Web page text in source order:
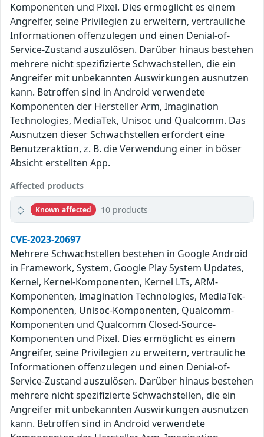
Komponenten und Pixel. Dies ermöglicht es einem
Angreifer, seine Privilegien zu erweitern, vertrauliche
Informationen offenzulegen und einen Denial-of-
Service-Zustand auszulösen. Darüber hinaus bestehen
mehrere nicht spezifizierte Schwachstellen, die ein
Angreifer mit unbekannten Auswirkungen ausnutzen
kann. Betroffen sind in Android verwendete
Komponenten der Hersteller Arm, Imagination
Technologies, MediaTek, Unisoc und Qualcomm. Das
Ausnutzen dieser Schwachstellen erfordert eine
Benutzeraktion, z. B. die Verwendung einer in böser
Absicht erstellten App.
Affected products
Known affected 10 products
CVE-2023-20697
Mehrere Schwachstellen bestehen in Google Android
in Framework, System, Google Play System Updates,
Kernel, Kernel-Komponenten, Kernel LTs, ARM-
Komponenten, Imagination Technologies, MediaTek-
Komponenten, Unisoc-Komponenten, Qualcomm-
Komponenten und Qualcomm Closed-Source-
Komponenten und Pixel. Dies ermöglicht es einem
Angreifer, seine Privilegien zu erweitern, vertrauliche
Informationen offenzulegen und einen Denial-of-
Service-Zustand auszulösen. Darüber hinaus bestehen
mehrere nicht spezifizierte Schwachstellen, die ein
Angreifer mit unbekannten Auswirkungen ausnutzen
kann. Betroffen sind in Android verwendete